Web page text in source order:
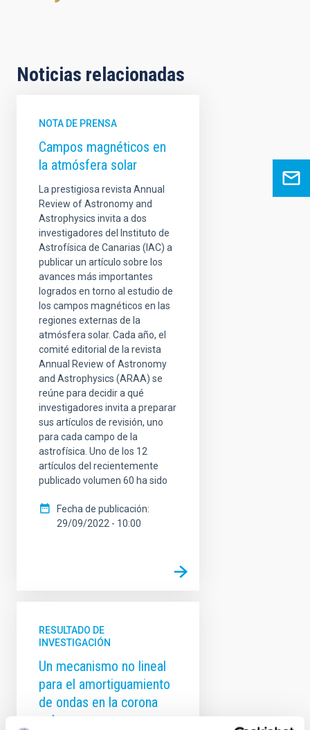
Noticias relacionadas
NOTA DE PRENSA
Campos magnéticos en
la atmósfera solar
La prestigiosa revista Annual
Review of Astronomy and
Astrophysics invita a dos
investigadores del Instituto de
Astrofísica de Canarias (IAC) a
publicar un artículo sobre los
avances más importantes
logrados en torno al estudio de
los campos magnéticos en las
regiones externas de la
atmósfera solar. Cada año, el
comité editorial de la revista
Annual Review of Astronomy
and Astrophysics (ARAA) se
reúne para decidir a qué
investigadores invita a preparar
sus artículos de revisión, uno
para cada campo de la
astrofísica. Uno de los 12
artículos del recientemente
publicado volumen 60 ha sido
Fecha de publicación
29/09/2022 - 10:00
RESULTADO DE
INVESTIGACIÓN
Un mecanismo no lineal
para el amortiguamiento
de ondas en la corona
solar